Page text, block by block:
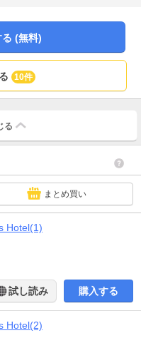
(無料)
10件
る
まとめ買い
Hotel(1)
試し読み 購入する
Hotel(2)